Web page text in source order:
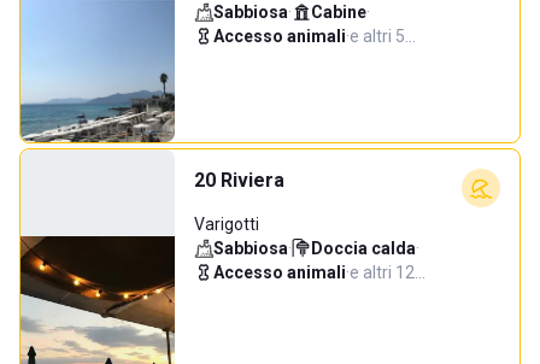
Sabbiosa· Cabine·
Accesso animali·e altri 5…
20 Riviera
Varigotti
Sabbiosa· Doccia calda·
Accesso animali·e altri 12…